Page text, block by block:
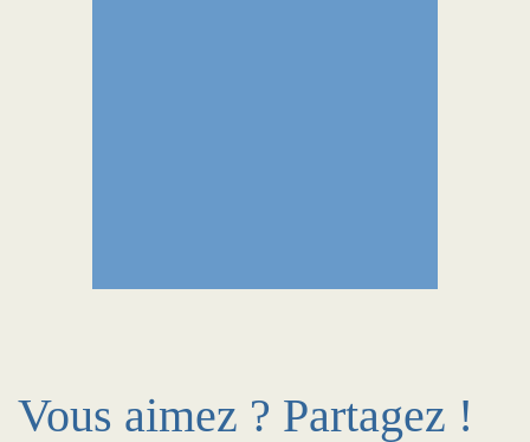
Vous aimez ? Partagez !